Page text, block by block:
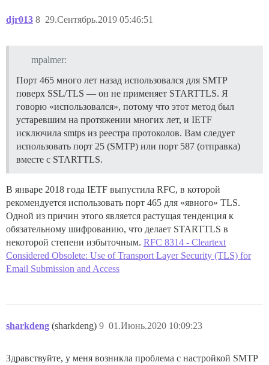
djr013 29.Сентябрь.2019 05:46:51
8
mpalmer:
Порт 465 много лет назад использовался для SMTP
поверх SSL/TLS — он не применяет STARTTLS. Я
говорю «использовался», потому что этот метод был
устаревшим на протяжении многих лет, и IETF
исключила smtps из реестра протоколов. Вам следует
использовать порт 25 (SMTP) или порт 587 (отправка)
вместе с STARTTLS.
В январе 2018 года IETF выпустила RFC, в которой
рекомендуется использовать порт 465 для «явного» TLS.
Одной из причин этого является растущая тенденция к
обязательному шифрованию, что делает STARTTLS в
некоторой степени избыточным. RFC 8314 - Cleartext
Considered Obsolete: Use of Transport Layer Security (TLS) for
Email Submission and Access
sharkdeng (sharkdeng) 01.Июнь.2020 10:09:23
9
Здравствуйте, у меня возникла проблема с настройкой SMTP